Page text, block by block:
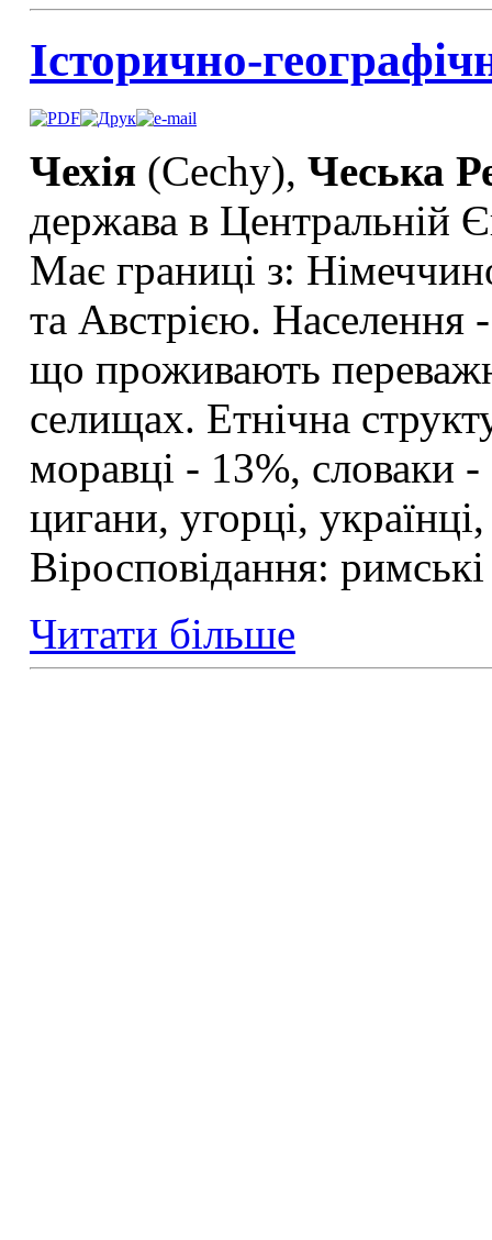
Історично-
Чехія (Cechy), Чеська
держава в Центральній
Має границі з:
та Австрією. Населення
що проживають
селищах. Етнічна
моравці - 13%, словаки
цигани, угорці,
Віросповідання: римські
Читати більше